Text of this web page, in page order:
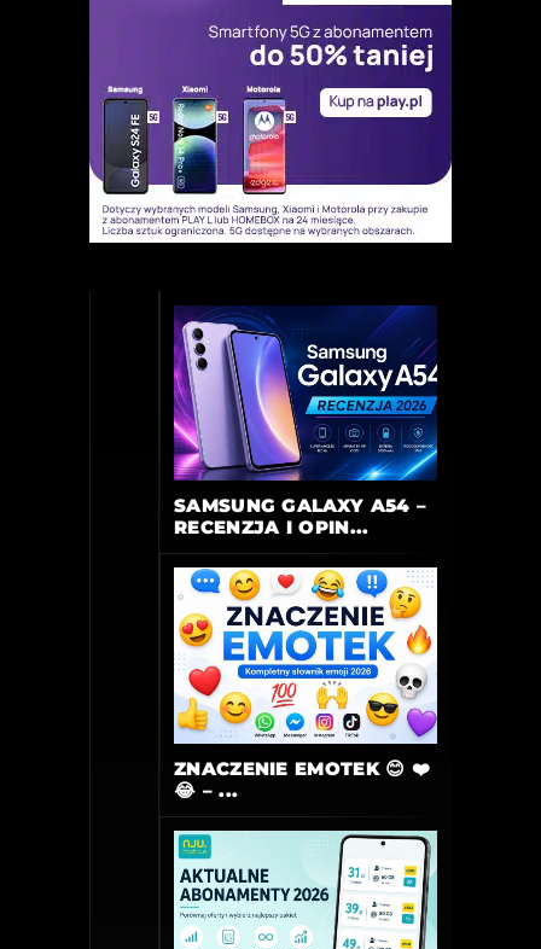
SAMSUNG GALAXY A54 –
RECENZJA I OPIN...
ZNACZENIE EMOTEK 😊 ❤️
😂 – ...